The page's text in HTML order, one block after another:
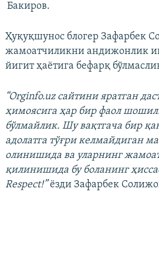
Бакиров.
Ҳуқуқшунос блогер Зафарбек
жамоатчиликни андижонлик
йигит ҳаётига бефарқ
“Оrginfo.uz сайтини яратган
ҳимоясига ҳар бир фаол
бўлмайлик. Шу вақтгача бир
адолатга тўғри келмайдиган
олинишида ва уларнинг
қилинишида бу боланинг
Respect!”ёзди Зафарбек